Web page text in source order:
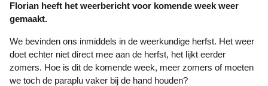
Florian heeft het weerbericht voor komende week weer
gemaakt.
We bevinden ons inmiddels in de weerkundige herfst. Het weer
doet echter niet direct mee aan de herfst, het lijkt eerder
zomers. Hoe is dit de komende week, meer zomers of moeten
we toch de paraplu vaker bij de hand houden?